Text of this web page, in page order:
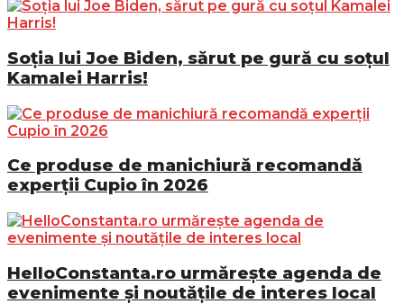
Soția lui Joe Biden, sărut pe gură cu soțul
Kamalei Harris!
Ce produse de manichiură recomandă
experții Cupio în 2026
HelloConstanta.ro urmărește agenda de
evenimente și noutățile de interes local